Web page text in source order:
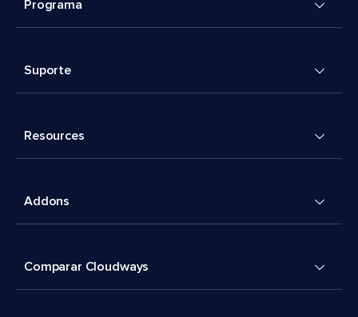
Programa
Suporte
Resources
Addons
Comparar Cloudways